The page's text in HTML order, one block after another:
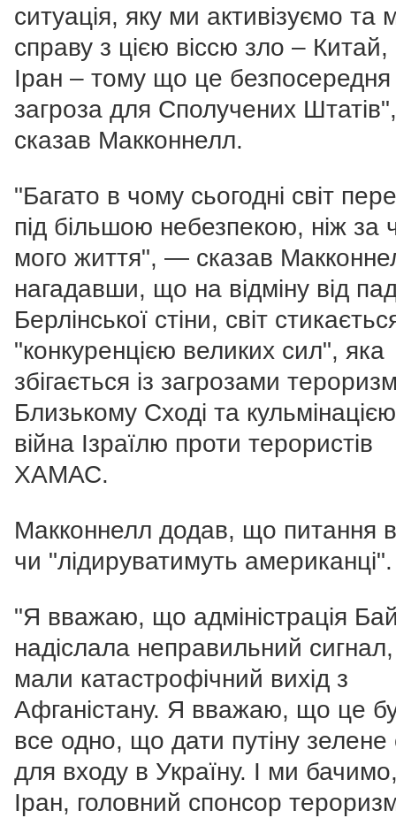
ситуація, яку ми активізуємо та
справу з цією віссю зло – Китай,
Іран – тому що це безпосередня
загроза для Сполучених
сказав Макконнелл.
"Багато в чому сьогодні світ
під більшою небезпекою, ніж за
мого життя", — сказав
нагадавши, що на відміну від
Берлінської стіни, світ
"конкуренцією великих сил", яка
збігається із загрозами
Близькому Сході та
війна Ізраїлю проти терористів
ХАМАС.
Макконнелл додав, що питання
чи "лідируватимуть американці".
"Я вважаю, що адміністрація
надіслала неправильний
мали катастрофічний вихід з
Афганістану. Я вважаю, що це
все одно, що дати путіну зелене
для входу в Україну. І ми
Іран, головний спонсор